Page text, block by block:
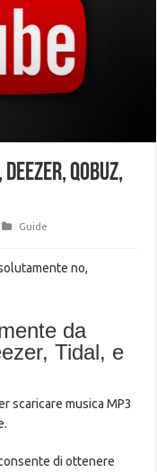
Qobuz,
Guide
no,
da
Tidal, e
scaricare musica MP3
di ottenere